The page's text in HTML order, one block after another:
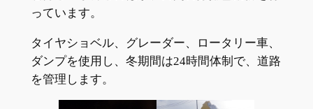
っています。
タイヤショベル、グレーダー、ロータリー車、
ダンプを使用し、冬期間は24時間体制で、道路
を管理します。